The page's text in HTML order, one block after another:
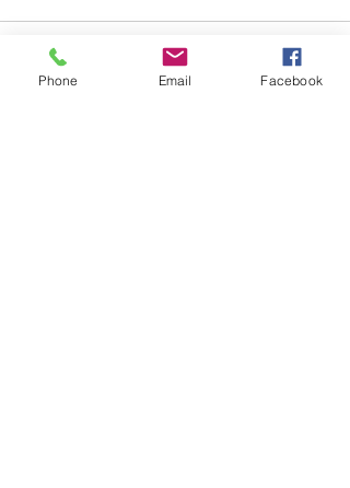
第25回キラキラっとアー
コメントを追加…
Phone Email Facebook